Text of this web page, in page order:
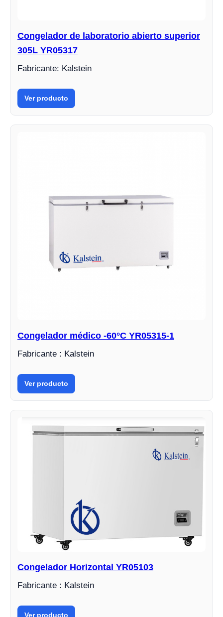
Congelador de laboratorio abierto superior
305L YR05317
Fabricante: Kalstein
Ver producto
Congelador médico -60°C YR05315-1
Fabricante : Kalstein
Ver producto
Congelador Horizontal YR05103
Fabricante : Kalstein
Ver producto